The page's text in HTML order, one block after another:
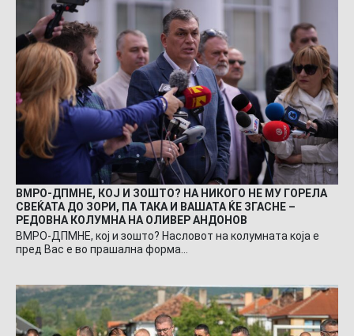
ВМРО-ДПМНЕ, КОЈ И ЗОШТО? НА НИКОГО НЕ МУ ГОРЕЛА
СВЕЌАТА ДО ЗОРИ, ПА ТАКА И ВАШАТА ЌЕ ЗГАСНЕ –
РЕДОВНА КОЛУМНА НА ОЛИВЕР АНДОНОВ
ВМРО-ДПМНЕ, кој и зошто? Насловот на колумната која е
пред Вас е во прашална форма…